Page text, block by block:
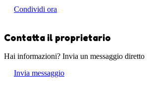
Condividi ora
Contatta il proprietario
Hai informazioni? Invia un messaggio diretto
Invia messaggio